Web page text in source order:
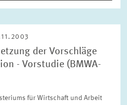
der Vorschläge
- Vorstudie (BMWA-
für Wirtschaft und Arbeit